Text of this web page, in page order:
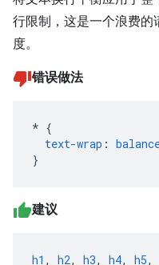
行限制，这是一个浪费的
度。
错误做法
* {
text-wrap :
}
建议
h1 , h2, h3, h4, h5,